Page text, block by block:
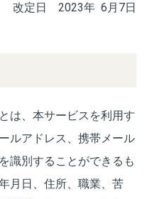
改定日 2023年 6月7日
は、本サービスを利用す
ルアドレス、携帯メール
識別することができるも
月日、住所、職業、苦